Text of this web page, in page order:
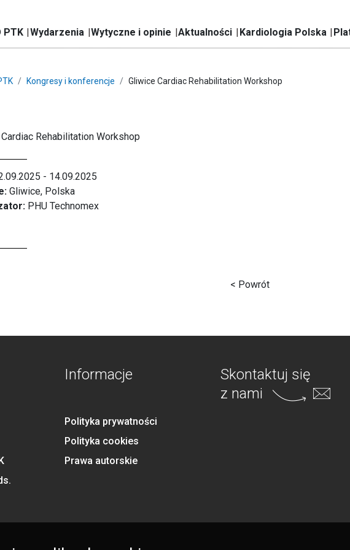
PTK Wydarzenia Wytyczne i opinie Aktualności Kardiologia Polska
Kongresy i konferencje Gliwice Cardiac Rehabilitation Workshop
Rehabilitation Workshop
- 14.09.2025
Gliwice, Polska
PHU Technomex
< Powrót
Informacje
Polityka prywatności
Polityka cookies
Prawa autorskie
Skontaktuj się
z nami